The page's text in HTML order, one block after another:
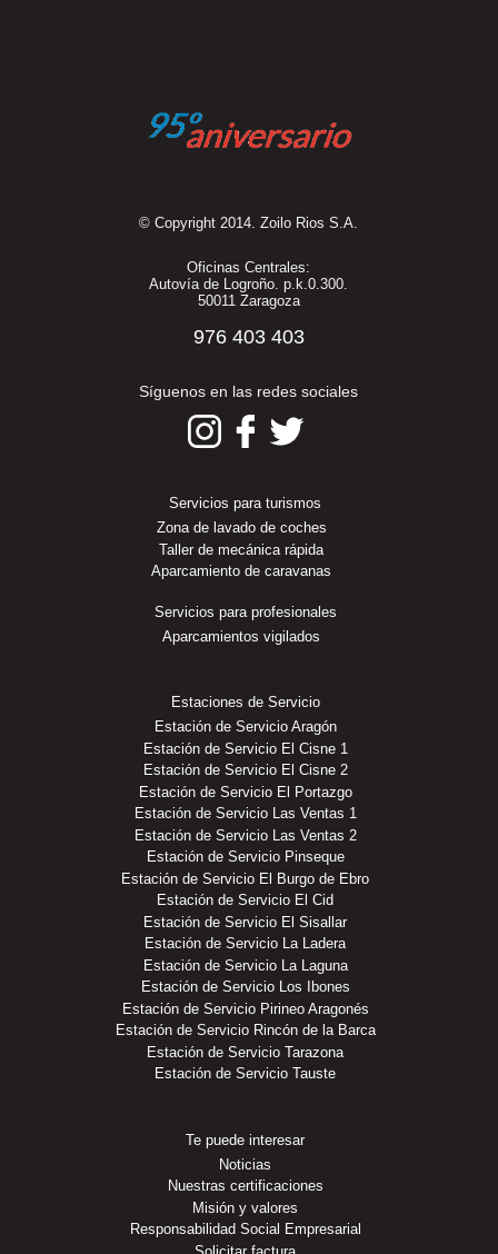
© Copyright 2014. Zoilo Rios S.A.
Oficinas Centrales:
Autovía de Logroño. p.k.0.300.
50011 Zaragoza
976 403 403
Síguenos en las redes sociales
Servicios para turismos
Zona de lavado de coches
Taller de mecánica rápida
Aparcamiento de caravanas
Servicios para profesionales
Aparcamientos vigilados
Estaciones de Servicio
Estación de Servicio Aragón
Estación de Servicio El Cisne 1
Estación de Servicio El Cisne 2
Estación de Servicio El Portazgo
Estación de Servicio Las Ventas 1
Estación de Servicio Las Ventas 2
Estación de Servicio Pinseque
Estación de Servicio El Burgo de Ebro
Estación de Servicio El Cid
Estación de Servicio El Sisallar
Estación de Servicio La Ladera
Estación de Servicio La Laguna
Estación de Servicio Los Ibones
Estación de Servicio Pirineo Aragonés
Estación de Servicio Rincón de la Barca
Estación de Servicio Tarazona
Estación de Servicio Tauste
Te puede interesar
Noticias
Nuestras certificaciones
Misión y valores
Responsabilidad Social Empresarial